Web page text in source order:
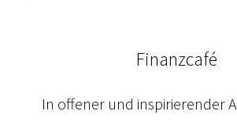
Finanzcafé
In offener und inspirierender